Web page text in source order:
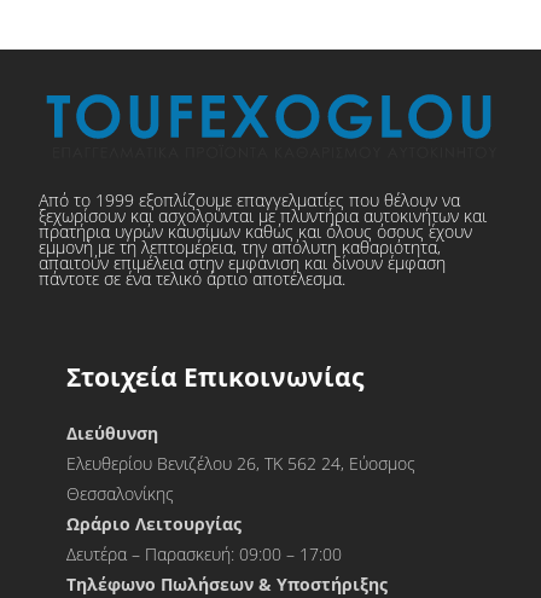
Από το 1999 εξοπλίζουμε επαγγελματίες που θέλουν να
ξεχωρίσουν και ασχολούνται με πλυντήρια αυτοκινήτων και
πρατήρια υγρών καυσίμων καθώς και όλους όσους έχουν
εμμονή με τη λεπτομέρεια, την απόλυτη καθαριότητα,
απαιτούν επιμέλεια στην εμφάνιση και δίνουν έμφαση
πάντοτε σε ένα τελικό άρτιο αποτέλεσμα.
Στοιχεία Επικοινωνίας
Διεύθυνση
Ελευθερίου Βενιζέλου 26, ΤΚ 562 24, Εύοσμος
Θεσσαλονίκης
Ωράριο Λειτουργίας
Δευτέρα – Παρασκευή: 09:00 – 17:00
Τηλέφωνο Πωλήσεων & Υποστήριξης